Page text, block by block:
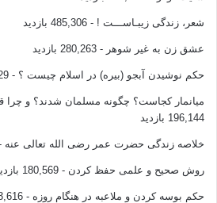
اساساً اصول‌گرایان هنوز همچون کسی که
می‌گردد. حال آن‌که مواجهه‌ی
اعتمادسازی واقعی است. البته مردم
اصلاحات فهمیده‌ بودند که الزاماً
مشکلات اقتصادی آنان را حل کند و
اولویت دارد.
در این مقطع، افزایش برخی
منتقدان دولت و مطبوعات محلی،
شعر، زندگی زیبـاســـت ! - 485,306 بازدید
عشق زن به غیر شوهر - 280,263 بازدید
حکم نوشیدن آبجو (بیره) در اسلام چیست ؟ - 271,329 بازدید
میانمار کجاست؟ چگونه مسلمان شدند؟ و چرا
196,144 بازدید
خلاصه زندگی حضرت عمر رضی الله تعالی عنه -
روش صحیح و علمی حفظ کردن - 180,569 بازدید
حکم بوسه کردن و ملاعبه در هنگام روزه - 173,616 بازدید